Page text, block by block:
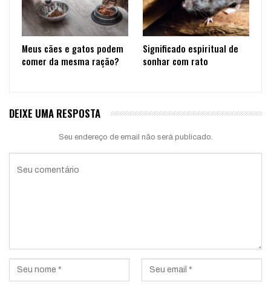
Meus cães e gatos podem
comer da mesma ração?
Significado espiritual de
sonhar com rato
DEIXE UMA RESPOSTA
Seu endereço de email não será publicado.